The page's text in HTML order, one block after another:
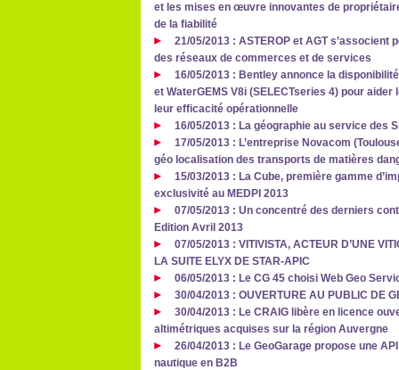
et les mises en œuvre innovantes de
de la fiabilité
21/05/2013 : ASTEROP et AGT
des réseaux de commerces et de services
16/05/2013 : Bentley annonce la
et WaterGEMS V8i (SELECTseries 4) pour
leur efficacité opérationnelle
16/05/2013 : La géographie au service des
17/05/2013 : L’entreprise Novacom
géo localisation des transports de matières
15/03/2013 : La Cube, première gamme
exclusivité au MEDPI 2013
07/05/2013 : Un concentré des derniers
Edition Avril 2013
07/05/2013 : VITIVISTA, ACTEUR D’UNE
LA SUITE ELYX DE STAR-APIC
06/05/2013 : Le CG 45 choisi Web Geo
30/04/2013 : OUVERTURE AU PUBLIC DE
30/04/2013 : Le CRAIG libère en licence
altimétriques acquises sur la région Auvergne
26/04/2013 : Le GeoGarage propose une
nautique en B2B